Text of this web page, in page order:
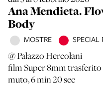
Ana Mendieta.
Body
MOSTRE SPECIAL
@ Palazzo Hercolani
film Super 8mm
muto, 6 min 20 sec